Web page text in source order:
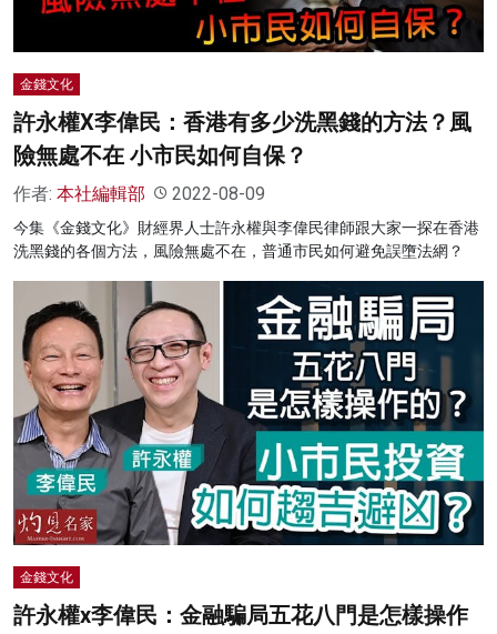
金錢文化
許永權X李偉民：香港有多少洗黑錢的方法？風
險無處不在 小市民如何自保？
作者: 本社編輯部 2022-08-09
今集《金錢文化》財經界人士許永權與李偉民律師跟大家一探在香港
洗黑錢的各個方法，風險無處不在，普通市民如何避免誤墮法網？
金錢文化
許永權x李偉民：金融騙局五花八門是怎樣操作